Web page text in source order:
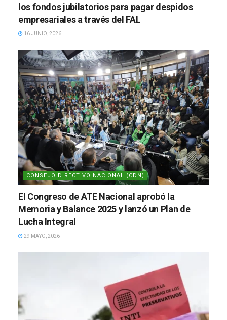
los fondos jubilatorios para pagar despidos
empresariales a través del FAL
16 JUNIO, 2026
CONSEJO DIRECTIVO NACIONAL (CDN)
El Congreso de ATE Nacional aprobó la
Memoria y Balance 2025 y lanzó un Plan de
Lucha Integral
29 MAYO, 2026